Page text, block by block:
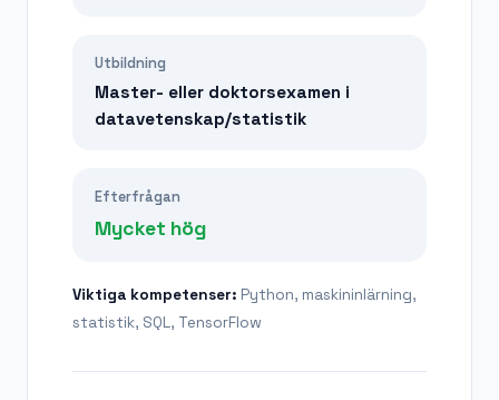
Utbildning
Master- eller doktorsexamen i
datavetenskap/statistik
Efterfrågan
Mycket hög
Viktiga kompetenser: Python, maskininlärning,
statistik, SQL, TensorFlow